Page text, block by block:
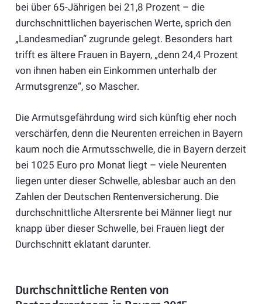
bei über 65-Jährigen bei 21,8 Prozent – die
durchschnittlichen bayerischen Werte, sprich den
„Landesmedian“ zugrunde gelegt. Besonders hart
trifft es ältere Frauen in Bayern, „denn 24,4 Prozent
von ihnen haben ein Einkommen unterhalb der
Armutsgrenze“, so Mascher.
Die Armutsgefährdung wird sich künftig eher noch
verschärfen, denn die Neurenten erreichen in Bayern
kaum noch die Armutsschwelle, die in Bayern derzeit
bei 1025 Euro pro Monat liegt – viele Neurenten
liegen unter dieser Schwelle, ablesbar auch an den
Zahlen der Deutschen Rentenversicherung. Die
durchschnittliche Altersrente bei Männer liegt nur
knapp über dieser Schwelle, bei Frauen liegt der
Durchschnitt eklatant darunter.
Durchschnittliche Renten von